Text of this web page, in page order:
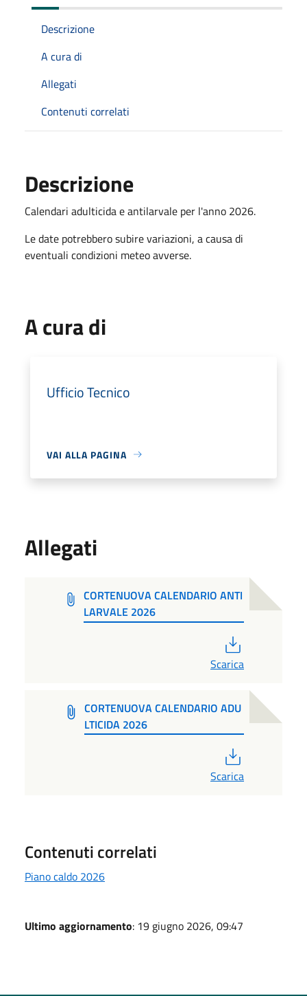
Descrizione
A cura di
Allegati
Contenuti correlati
Descrizione
Calendari adulticida e antilarvale per l'anno 2026.
Le date potrebbero subire variazioni, a causa di
eventuali condizioni meteo avverse.
A cura di
Ufficio Tecnico
VAI ALLA PAGINA
Allegati
CORTENUOVA CALENDARIO ANTI
LARVALE 2026
Scarica
CORTENUOVA CALENDARIO ADU
LTICIDA 2026
Scarica
Contenuti correlati
Piano caldo 2026
Ultimo aggiornamento: 19 giugno 2026, 09:47